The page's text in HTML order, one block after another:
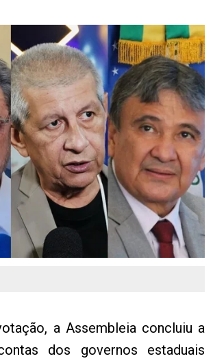
a Assembleia concluiu a
dos governos estaduais